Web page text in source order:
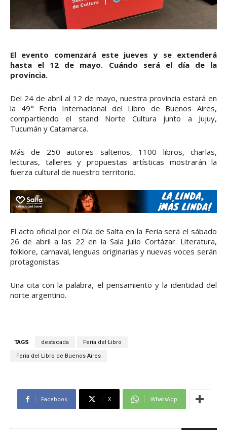
El evento comenzará este jueves y se extenderá
hasta el 12 de mayo. Cuándo será el día de la
provincia.
Del 24 de abril al 12 de mayo, nuestra provincia estará en
la 49° Feria Internacional del Libro de Buenos Aires,
compartiendo el stand Norte Cultura junto a Jujuy,
Tucumán y Catamarca.
Más de 250 autores salteños, 1100 libros, charlas,
lecturas, talleres y propuestas artísticas mostrarán la
fuerza cultural de nuestro territorio.
El acto oficial por el Día de Salta en la Feria será el sábado
26 de abril a las 22 en la Sala Julio Cortázar. Literatura,
folklore, carnaval, lenguas originarias y nuevas voces serán
protagonistas.
Una cita con la palabra, el pensamiento y la identidad del
norte argentino.
TAGS destacada Feria del Libro
Feria del Libro de Buenos Aires
Facebook X WhatsApp